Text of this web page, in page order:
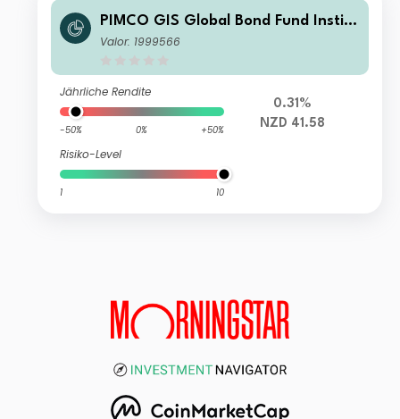
PIMCO GIS Global Bond Fund Institu
tional NZD (Hedged) Income
Valor: 1999566
Jährliche Rendite
-50% 0% +50%
Risiko-Level
1 10
0.31%
NZD 41.58